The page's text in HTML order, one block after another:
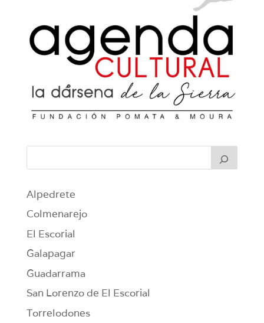
Alpedrete
Colmenarejo
El Escorial
Galapagar
Guadarrama
San Lorenzo de El Escorial
Torrelodones